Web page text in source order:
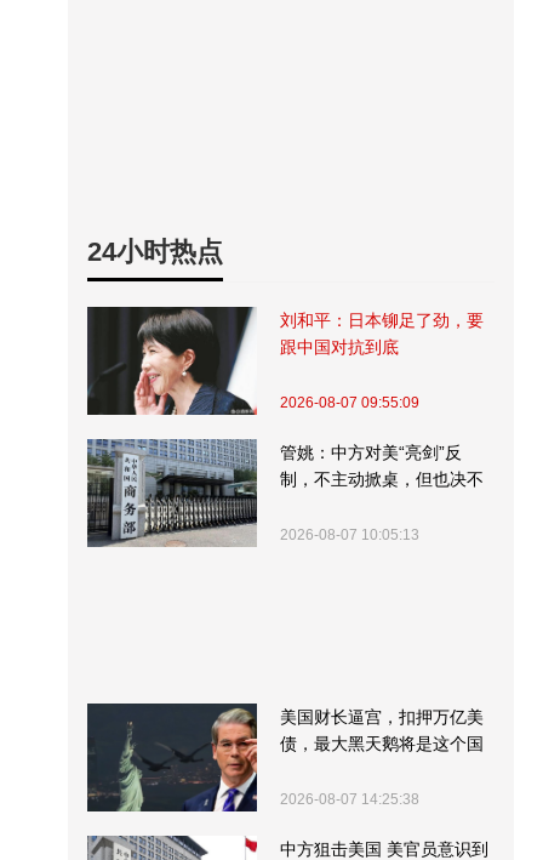
24小时热点
刘和平：日本铆足了劲，要
跟中国对抗到底
2026-08-07 09:55:09
管姚：中方对美“亮剑”反
制，不主动掀桌，但也决不
2026-08-07 10:05:13
美国财长逼宫，扣押万亿美
债，最大黑天鹅将是这个国
2026-08-07 14:25:38
中方狙击美国 美官员意识到